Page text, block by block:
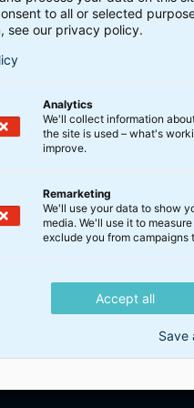
fra offentligt
af informationerne.
og/eller
af prospekt,
to all or selected
see our privacy policy.
Analytics
We'll collect information
the site is used – what's
improve.
Remarketing
We'll use your data to show
media. We'll use it to
exclude you from campaigns
Accept all
Save